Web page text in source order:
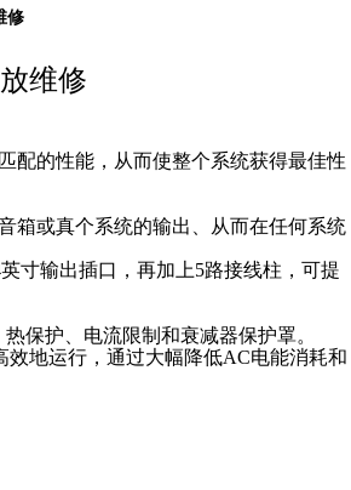
修
维修
配的性能，从而使整个系统获得最佳性
箱或真个系统的输出、从而在任何系统
寸输出插口，再加上5路接线柱，可提
保护、电流限制和衰减器保护罩。
效地运行，通过大幅降低AC电能消耗和